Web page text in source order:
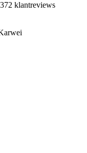
klantreviews